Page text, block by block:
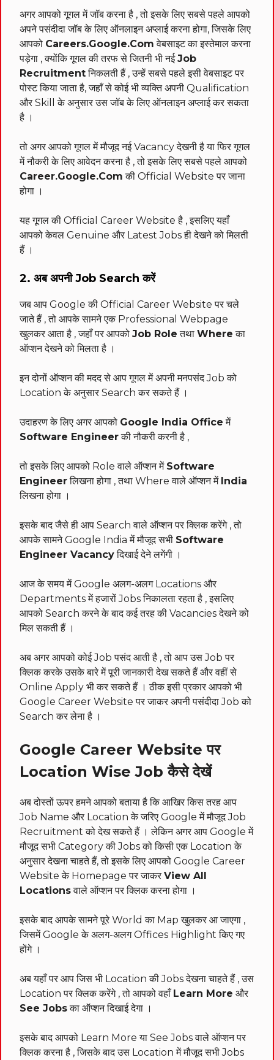
अगर आपको गूगल में जॉब करना है , तो इसके लिए सबसे पहले आपको
अपने पसंदीदा जॉब के लिए ऑनलाइन अप्लाई करना होगा, जिसके लिए
आपको Careers.Google.Com वेबसाइट का इस्तेमाल करना
पड़ेगा , क्योंकि गूगल की तरफ से जितनी भी नईJob
Recruitmentनिकलती हैं , उन्हें सबसे पहले इसी वेबसाइट पर
पोस्ट किया जाता है, जहाँ से कोई भी व्यक्ति अपनी Qualification
और Skill के अनुसार उस जॉब के लिए ऑनलाइन अप्लाई कर सकता
है ।
तो अगर आपको गूगल में मौजूद नई Vacancy देखनी है या फिर गूगल
में नौकरी के लिए आवेदन करना है , तो इसके लिए सबसे पहले आपको
Career.Google.Com की Official Website पर जाना
होगा ।
यह गूगल की Official Career Website है , इसलिए यहाँ
आपको केवल Genuine और Latest Jobs ही देखने को मिलती
हैं ।
2. अब अपनी Job Search करें
जब आप Google की Official Career Website पर चले
जाते हैं , तो आपके सामने एक Professional Webpage
खुलकर आता है , जहाँ पर आपको Job Role तथा Where का
ऑप्शन देखने को मिलता है ।
इन दोनों ऑप्शन की मदद से आप गूगल में अपनी मनपसंद Job को
Location के अनुसार Search कर सकते हैं ।
उदाहरण के लिए अगर आपको Google India Office में
Software Engineerकी नौकरी करनी है ,
तो इसके लिए आपको Role वाले ऑप्शन में Software
Engineerलिखना होगा , तथा Where वाले ऑप्शन में India
लिखना होगा ।
इसके बाद जैसे ही आप Search वाले ऑप्शन पर क्लिक करेंगे , तो
आपके सामने Google India में मौजूद सभी Software
Engineer Vacancyदिखाई देने लगेंगी ।
आज के समय में Google अलग-अलग Locations और
Departments में हजारों Jobs निकालता रहता है , इसलिए
आपको Search करने के बाद कई तरह की Vacancies देखने को
मिल सकती हैं ।
अब अगर आपको कोई Job पसंद आती है , तो आप उस Job पर
क्लिक करके उसके बारे में पूरी जानकारी देख सकते हैं और वहीं से
Online Apply भी कर सकते हैं । ठीक इसी प्रकार आपको भी
Google Career Website पर जाकर अपनी पसंदीदा Job को
Search कर लेना है ।
Google Career Website पर
Location Wise Job कैसे देखें
अब दोस्तों ऊपर हमने आपको बताया है कि आखिर किस तरह आप
Job Name और Location के जरिए Google में मौजूद Job
Recruitment को देख सकते हैं । लेकिन अगर आप Google में
मौजूद सभी Category की Jobs को किसी एक Location के
अनुसार देखना चाहते हैं, तो इसके लिए आपको Google Career
Website के Homepage पर जाकर View All
Locationsवाले ऑप्शन पर क्लिक करना होगा ।
इसके बाद आपके सामने पूरे World का Map खुलकर आ जाएगा ,
जिसमें Google के अलग-अलग Offices Highlight किए गए
होंगे ।
अब यहाँ पर आप जिस भी Location की Jobs देखना चाहते हैं , उस
Location पर क्लिक करेंगे , तो आपको वहाँ Learn More और
See Jobsका ऑप्शन दिखाई देगा ।
इसके बाद आपको Learn More या See Jobs वाले ऑप्शन पर
क्लिक करना है , जिसके बाद उस Location में मौजूद सभी Jobs